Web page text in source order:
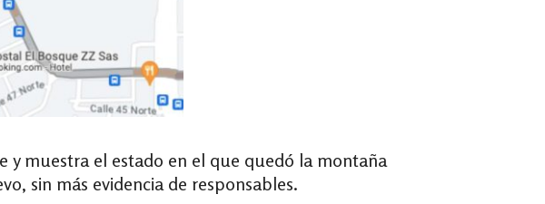
y muestra el estado en el que quedó la montaña
sin más evidencia de responsables.